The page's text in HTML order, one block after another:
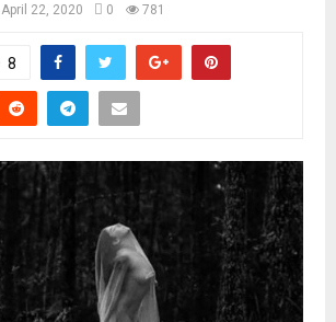
April 22, 2020 0 781
8